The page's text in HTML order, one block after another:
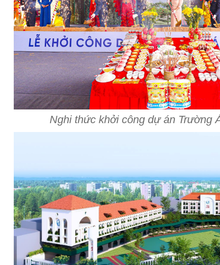
Nghi thức khởi công dự án Trường